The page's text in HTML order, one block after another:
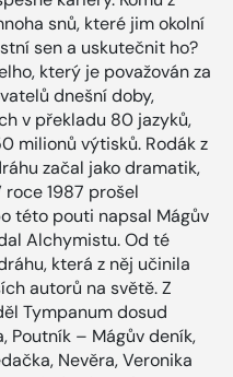
snů, které jim okolní
sen a uskutečnit ho?
který je považován za
dnešní doby,
v překladu 80 jazyků,
milionů výtisků. Rodák z
začal jako dramatik,
1987 prošel
této pouti napsal Mágův
Alchymistu. Od té
která z něj učinila
autorů na světě. Z
Tympanum dosud
Poutník – Mágův deník,
Nevěra, Veronika